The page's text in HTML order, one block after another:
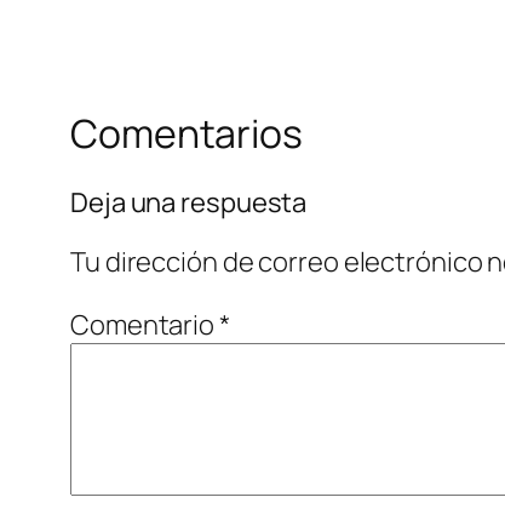
Comentarios
Deja una respuesta
Tu dirección de correo electrónico
Comentario*